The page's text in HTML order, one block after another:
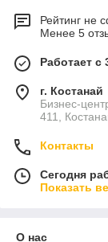
Рейтинг не
Менее 5
Работает с
г. Костанай
Бизнес-
411,
Контакты
Сегодня
Показать
О нас